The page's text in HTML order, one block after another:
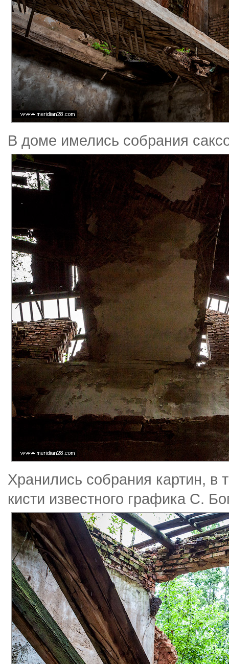
В доме имелись собрания
Хранились собрания картин, в
кисти известного графика С.